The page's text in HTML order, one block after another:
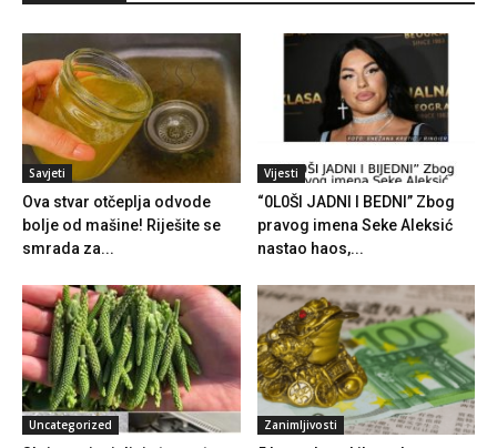
Savjeti
Ova stvar otčeplja odvode
bolje od mašine! Riješite se
smrada za...
Vijesti
“0L0ŠI JADNI I BEDNI” Zbog
pravog imena Seke Aleksić
nastao haos,...
Uncategorized Zanimljivosti